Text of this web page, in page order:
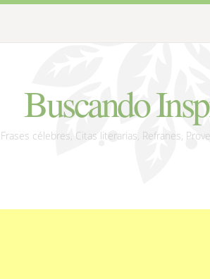
Buscando
Frases célebres, Citas literarias, Refranes,